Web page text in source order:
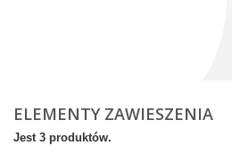
ELEMENTY ZAWIESZENIA
Jest 3 produktów.